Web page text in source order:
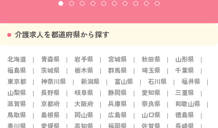
介護求人を都道府県から探す
北海道 青森県 岩手県 宮城県 秋田県
山形県
福島県
茨城県 栃木県 群馬県 埼玉県
千葉県
東京都
神奈川県 新潟県 富山県 石川県
福井県
山梨県
長野県 岐阜県 静岡県 愛知県
三重県
滋賀県
京都府 大阪府 兵庫県 奈良県
和歌山県
鳥取県
島根県 岡山県 広島県 山口県
徳島県
香川県
愛媛県 高知県 福岡県 佐賀県
長崎県